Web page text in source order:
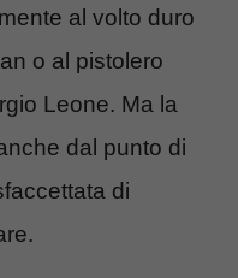
al volto duro
o al pistolero
Leone. Ma la
dal punto di
di